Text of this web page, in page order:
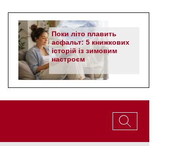
Поки літо плавить
асфальт: 5 книжкових
історій із зимовим
настроєм